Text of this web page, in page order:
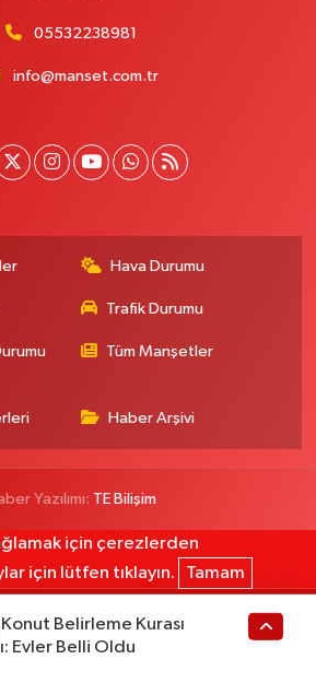
05532238981
info@manset.com.tr
Hava Durumu
Trafik Durumu
Tüm Manşetler
Haber Arşivi
Yazılımı: TE Bilişim
için çerezlerden
için lütfen tıklayın.
Tamam
Belirleme Kurası
Evler Belli Oldu